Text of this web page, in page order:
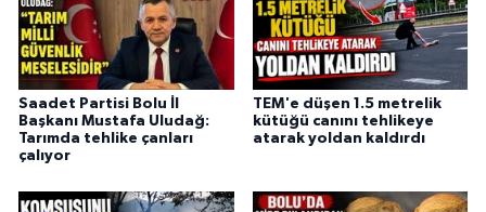
Saadet Partisi Bolu İl
Başkanı Mustafa Uludağ:
Tarımda tehlike çanları
çalıyor
TEM'e düşen 1.5 metrelik
kütüğü canını tehlikeye
atarak yoldan kaldırdı